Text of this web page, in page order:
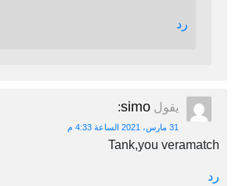
رد
يقول simo
:
31 مارس، 2021 الساعة 4:33 م
Tank,you veramatch
رد